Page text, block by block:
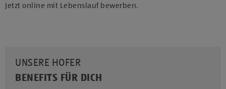
Jetzt online mit Lebenslauf bewerben.
UNSERE HOFER
BENEFITS FÜR DICH